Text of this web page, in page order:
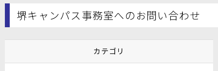
堺キャンパス事務室へのお問い合わせ
カテゴリ